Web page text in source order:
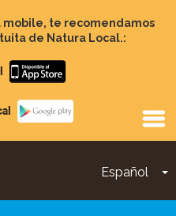
mobile, te recomendamos
de Natura Local.:
Google
Español
Main